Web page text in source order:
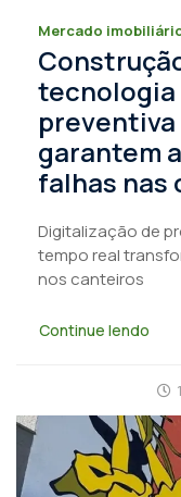
Mercado
tecnologia
garantem
falhas nas
Digitalização de
tempo real
nos canteiros
Continue lendo